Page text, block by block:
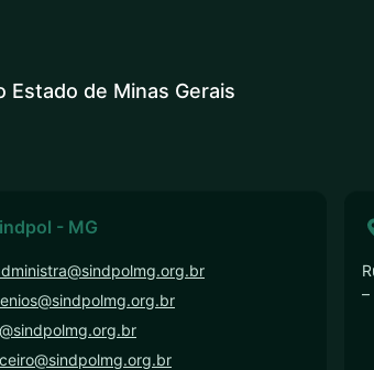
Estado de Minas Gerais
- MG
–